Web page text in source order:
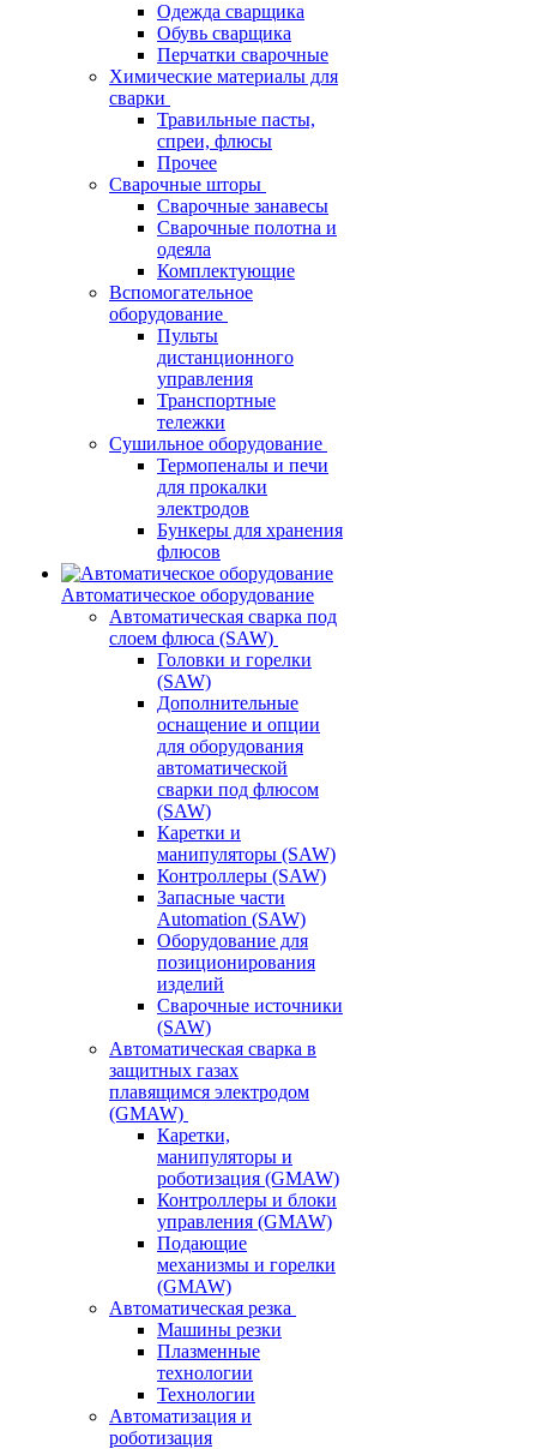
Одежда сварщика
Обувь сварщика
Перчатки сварочные
Химические материалы для
сварки
Травильные пасты,
спреи, флюсы
Прочее
Сварочные шторы
Сварочные занавесы
Сварочные полотна и
одеяла
Комплектующие
Вспомогательное
оборудование
Пульты
дистанционного
управления
Транспортные
тележки
Сушильное оборудование
Термопеналы и печи
для прокалки
электродов
Бункеры для хранения
флюсов
Автоматическое оборудование
Автоматическая сварка под
слоем флюса (SAW)
Головки и горелки
(SAW)
Дополнительные
оснащение и опции
для оборудования
автоматической
сварки под флюсом
(SAW)
Каретки и
манипуляторы (SAW)
Контроллеры (SAW)
Запасные части
Automation (SAW)
Оборудование для
позиционирования
изделий
Сварочные источники
(SAW)
Автоматическая сварка в
защитных газах
плавящимся электродом
(GMAW)
Каретки,
манипуляторы и
роботизация (GMAW)
Контроллеры и блоки
управления (GMAW)
Подающие
механизмы и горелки
(GMAW)
Автоматическая резка
Машины резки
Плазменные
технологии
Технологии
Автоматизация и
роботизация